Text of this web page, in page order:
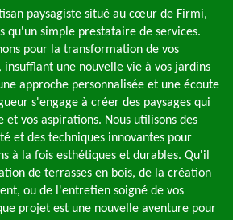
paysagiste situé au cœur de Firmi,
qu'un simple prestataire de services.
pour la transformation de vos
insufflant une nouvelle vie à vos jardins
approche personnalisée et une écoute
s'engage à créer des paysages qui
vos aspirations. Nous utilisons des
et des techniques innovantes pour
à la fois esthétiques et durables. Qu'il
de terrasses en bois, de la création
ou de l'entretien soigné de vos
projet est une nouvelle aventure pour